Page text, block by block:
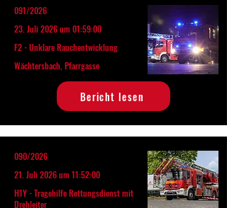
091/2026
23. Juli 2026 um 01:59:00
F2 - Unklare Rauchentwicklung
Wächtersbach, Pfarrgasse
Bericht lesen
090/2026
21. Juli 2026 um 11:52:00
H1Y - Tragehilfe Rettungsdienst mit
Drehleiter